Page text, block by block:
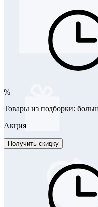
%
Товары из подборки:
Акция
Получить скидку